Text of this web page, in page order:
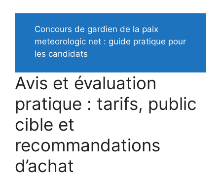
Concours de gardien de la paix
meteorologic net : guide pratique pour
les candidats
Avis et évaluation
pratique : tarifs, public
cible et
recommandations
d’achat